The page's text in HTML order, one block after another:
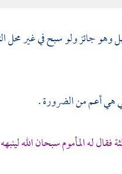
جائز ولو سبح في غير محل
هي أعم من الضرورة .
فقال له المأموم سبحان الله